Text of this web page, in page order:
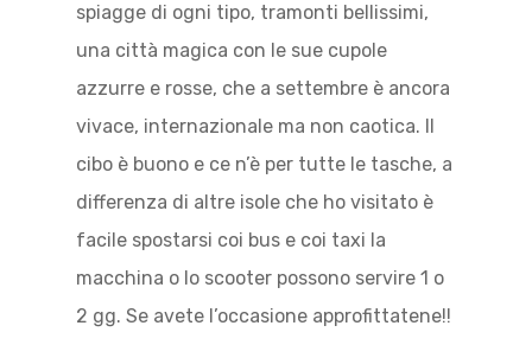
spiagge di ogni tipo, tramonti bellissimi,
una città magica con le sue cupole
azzurre e rosse, che a settembre è ancora
vivace, internazionale ma non caotica. Il
cibo è buono e ce n’è per tutte le tasche, a
differenza di altre isole che ho visitato è
facile spostarsi coi bus e coi taxi la
macchina o lo scooter possono servire 1 o
2 gg. Se avete l’occasione approfittatene!!